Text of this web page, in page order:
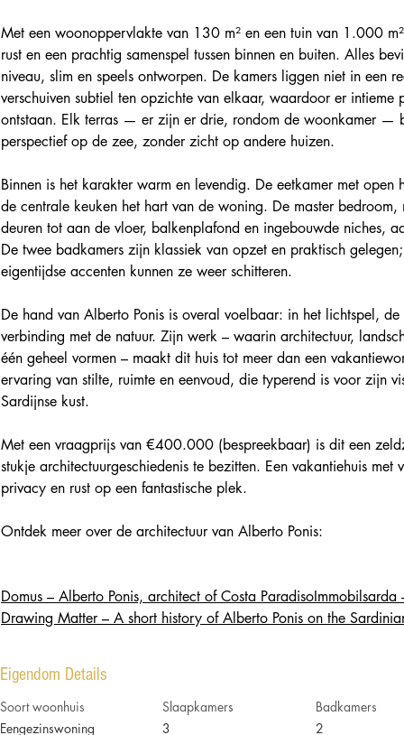
Met een woonoppervlakte van 130 m² en een tuin van 1.000
rust en een prachtig samenspel tussen binnen en buiten. Alles
niveau, slim en speels ontworpen. De kamers liggen niet in een
verschuiven subtiel ten opzichte van elkaar, waardoor er intieme
ontstaan. Elk terras — er zijn er drie, rondom de woonkamer —
perspectief op de zee, zonder zicht op andere huizen.
Binnen is het karakter warm en levendig. De eetkamer met open
de centrale keuken het hart van de woning. De master
deuren tot aan de vloer, balkenplafond en ingebouwde niches,
De twee badkamers zijn klassiek van opzet en praktisch
eigentijdse accenten kunnen ze weer schitteren.
De hand van Alberto Ponis is overal voelbaar: in het lichtspel,
verbinding met de natuur. Zijn werk – waarin architectuur,
één geheel vormen – maakt dit huis tot meer dan een
ervaring van stilte, ruimte en eenvoud, die typerend is voor zijn
Sardijnse kust.
Met een vraagprijs van €400.000 (bespreekbaar) is dit een
stukje architectuurgeschiedenis te bezitten. Een vakantiehuis
privacy en rust op een fantastische plek.
Ontdek meer over de architectuur van Alberto Ponis:
Domus – Alberto Ponis, architect of Costa ParadisoImmobilsarda
Drawing Matter – A short history of Alberto Ponis on the
Eigendom Details
Soort woonhuis
Eengezinswoning
Slaapkamers
3
Badkamers
2